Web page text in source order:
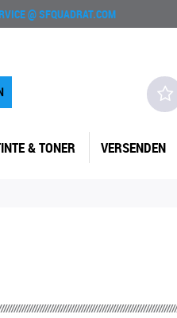
@ SFQUADRAT.COM
& TONER VERSENDEN